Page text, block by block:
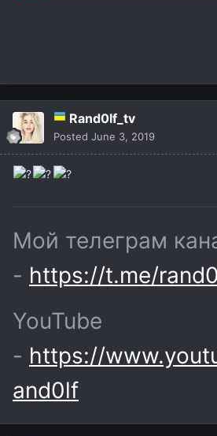
Rand0lf_tv
Posted June 3, 2019
Мой телеграм
- https://t.me/
YouTube
- https://
and0lf